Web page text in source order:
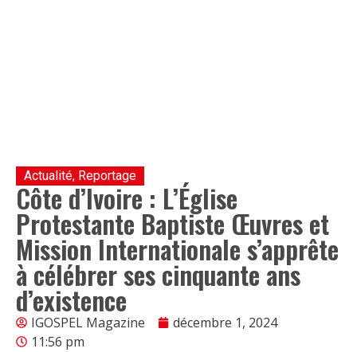
Actualité, Reportage
Côte d’Ivoire : L’Église
Protestante Baptiste Œuvres et
Mission Internationale s’apprête
à célébrer ses cinquante ans
d’existence
IGOSPEL Magazine
décembre 1, 2024
11:56 pm